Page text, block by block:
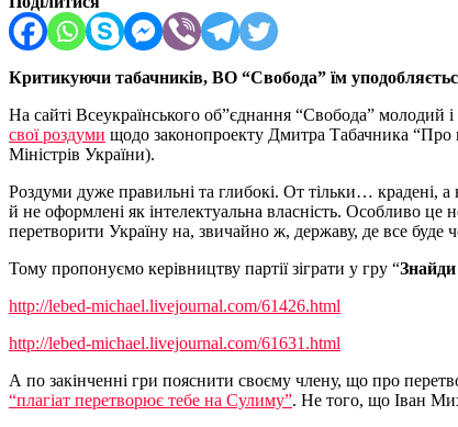
Критикуючи табачників, ВО “Свобода” їм
На сайті Всеукраїнського об”єднання “Свобода” молодий
свої роздуми щодо законопроекту Дмитра Табачника “Про
Міністрів України).
Роздуми дуже правильні та глибокі. От тільки… крадені, а
й не оформлені як інтелектуальна власність. Особливо це
перетворити Україну на, звичайно ж, державу, де все буде
Тому пропонуємо керівництву партії зіграти у гру “Знайди
http://lebed-michael.livejournal.com/61426.html
http://lebed-michael.livejournal.com/61631.html
А по закінченні гри пояснити своєму члену, що про
“плагіат перетворює тебе на Сулиму”. Не того, що Іван